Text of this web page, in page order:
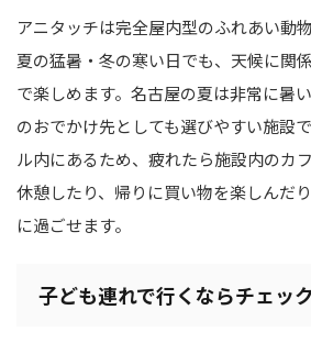
アニタッチは完全屋内型のふれあい動
夏の猛暑・冬の寒い日でも、天候に関
で楽しめます。名古屋の夏は非常に暑
のおでかけ先としても選びやすい施設
ル内にあるため、疲れたら施設内のカ
休憩したり、帰りに買い物を楽しんだ
に過ごせます。
子ども連れで行くならチェッ